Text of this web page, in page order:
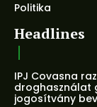
Politika
Headlines
IPJ Covasna
droghasználat
jogosítvány